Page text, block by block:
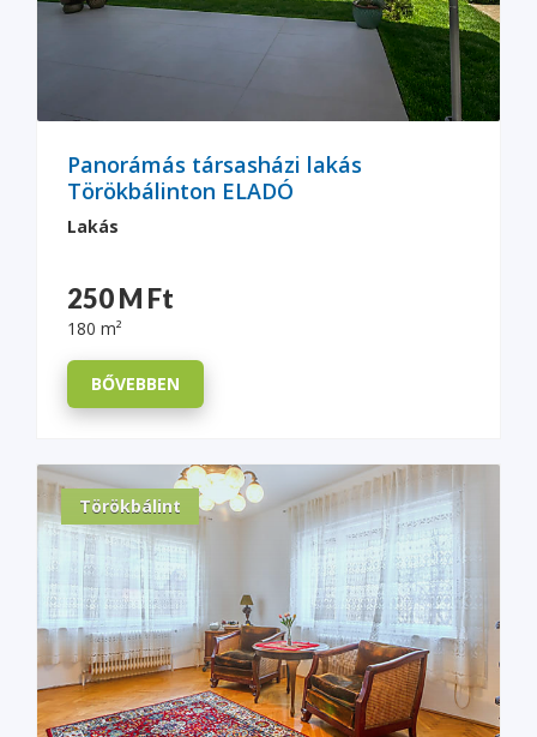
Panorámás társasházi lakás
Törökbálinton ELADÓ
Lakás
250 M Ft
180 m²
BŐVEBBEN
Törökbálint